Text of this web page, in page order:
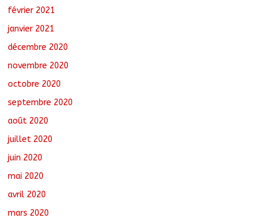
février 2021
janvier 2021
décembre 2020
novembre 2020
octobre 2020
septembre 2020
août 2020
juillet 2020
juin 2020
mai 2020
avril 2020
mars 2020